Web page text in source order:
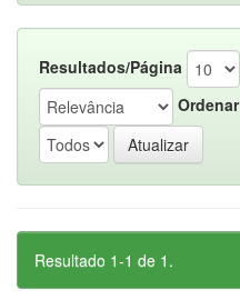
Resultados/Página
Ordenar
Resultado 1-1 de 1.